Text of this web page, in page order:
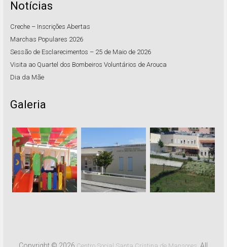
Notícias
Creche – Inscrições Abertas
Marchas Populares 2026
Sessão de Esclarecimentos – 25 de Maio de 2026
Visita ao Quartel dos Bombeiros Voluntários de Arouca
Dia da Mãe
Galeria